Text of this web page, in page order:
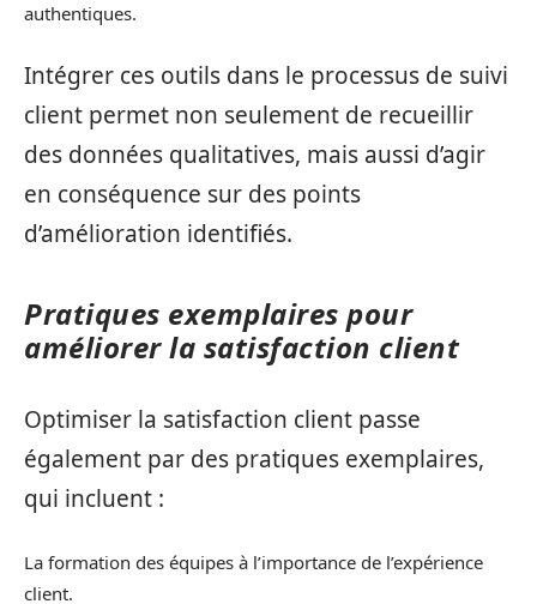
authentiques.
Intégrer ces outils dans le processus de suivi
client permet non seulement de recueillir
des données qualitatives, mais aussi d’agir
en conséquence sur des points
d’amélioration identifiés.
Pratiques exemplaires pour
améliorer la satisfaction client
Optimiser la satisfaction client passe
également par des pratiques exemplaires,
qui incluent :
La formation des équipes à l’importance de l’expérience
client.